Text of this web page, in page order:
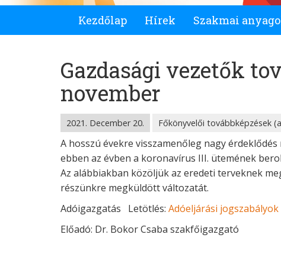
Kezdőlap Hírek Szakmai
Gazdasági vezetők
november
2021. December 20. Főkönyvelői továbbképzések
A hosszú évekre visszamenőleg nagy
ebben az évben a koronavírus III. ütemének
Az alábbiakban közöljük az eredeti terveknek
részünkre megküldött változatát.
Adóigazgatás Letötlés: Adóeljárási
Előadó: Dr. Bokor Csaba szakfőigazgató